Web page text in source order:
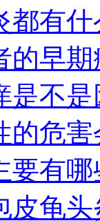
都有
的早
是不
的危
要有
皮龟